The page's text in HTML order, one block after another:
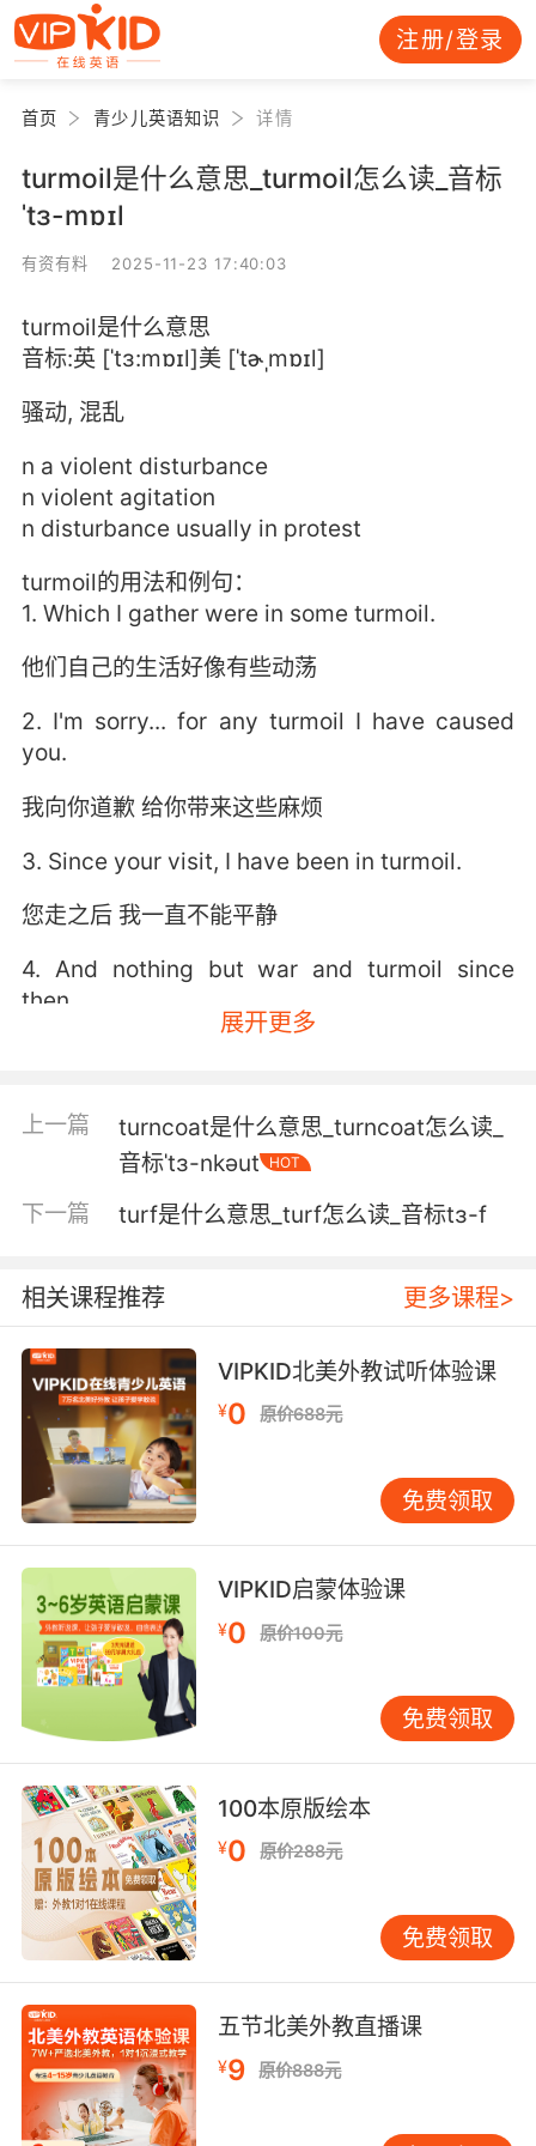
注册/登录
首页 青少儿英语知识 详情
turmoil是什么意思_turmoil怎么读_音标
ˈtɜ-mɒɪl
有资有料 2025-11-23 17:40:03
turmoil是什么意思
音标:英 [ˈtɜ:mɒɪl]美 [ˈtɚˌmɒɪl]
骚动, 混乱
n a violent disturbance
n violent agitation
n disturbance usually in protest
turmoil的用法和例句：
1. Which I gather were in some turmoil.
他们自己的生活好像有些动荡
2. I'm sorry... for any turmoil I have caused
you.
我向你道歉 给你带来这些麻烦
3. Since your visit, I have been in turmoil.
您走之后 我一直不能平静
4. And nothing but war and turmoil since
then.
5. For seas are milder than this world's
turmoil.
been collected.
可惜 一时忙乱还没取来
7. I suppose you're in turmoil because of my
parents' visit.
我父母的到访一定让你们手忙脚乱吧
8. turmoil on the inside needn't show on the
即使内里混乱 外形也要得体 长官
9. I am programmed to sympathize with
humans who are in distress or turmoil.
我被设定为给处于困境或是 动荡的人类给予同情
10. The more we highlight your emotional
turmoil, the bigger the settlement.
我们越突出你的情绪起伏 赔偿金就会越高
展开更多
上一篇
turncoat是什么意思_turncoat怎么读_
音标ˈtɜ-nkəut
HOT
下一篇 turf是什么意思_turf怎么读_音标tɜ-f
相关课程推荐 更多课程>
VIPKID北美外教试听体验课
¥0 原价688元
免费领取
VIPKID启蒙体验课
¥0 原价100元
免费领取
100本原版绘本
¥0 原价288元
免费领取
五节北美外教直播课
¥9 原价888元